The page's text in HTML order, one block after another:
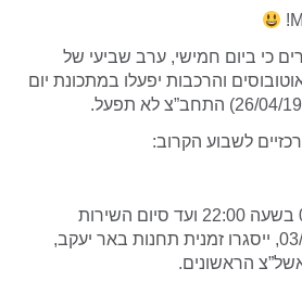
כי ביום חמישי, ערב שביעי של
19, קווי האוטובוסים והרכבות יפעלו במתכונת יום
לשבוע הקרוב:
החל מיום ה’, 02/05/19 בשעה 22:00 ועד סיום השירות
למחרת, ביום ו’, 03/05/19, ייסגרו זמנית תחנות באר יעקב,
הראשונים.